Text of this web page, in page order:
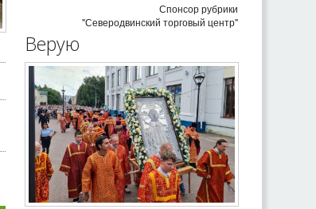
Спонсор рубрики
"Северодвинский торговый центр"
Верую